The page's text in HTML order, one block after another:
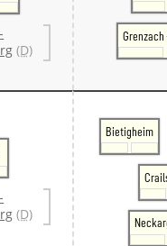
(D)
Grenzach
(D)
Bietigheim